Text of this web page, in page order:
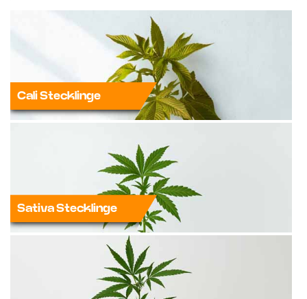
Cali Stecklinge
Sativa Stecklinge